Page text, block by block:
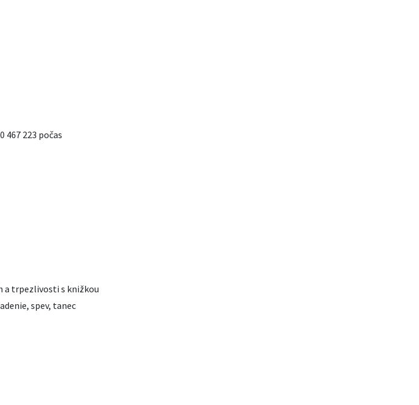
467 223 počas
a trpezlivosti s knižkou
spev, tanec